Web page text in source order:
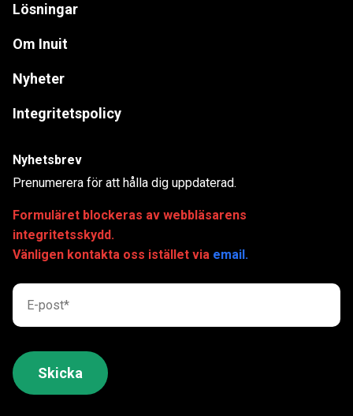
Lösningar
Om Inuit
Nyheter
Integritetspolicy
Nyhetsbrev
Prenumerera för att hålla dig uppdaterad.
Formuläret blockeras av webbläsarens
integritetsskydd.
Vänligen kontakta oss istället via email.